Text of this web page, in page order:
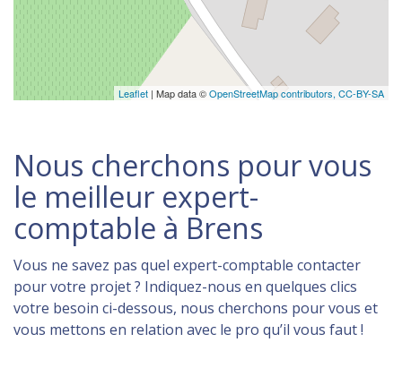
Leaflet | Map data ©OpenStreetMap contributors, CC-BY-SA
Nous cherchons pour vous
le meilleur expert-
comptable à Brens
Vous ne savez pas quel expert-comptable contacter
pour votre projet ? Indiquez-nous en quelques clics
votre besoin ci-dessous, nous cherchons pour vous et
vous mettons en relation avec le pro qu’il vous faut !